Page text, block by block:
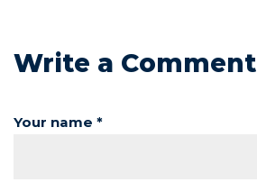
Write a Comment
Your name *